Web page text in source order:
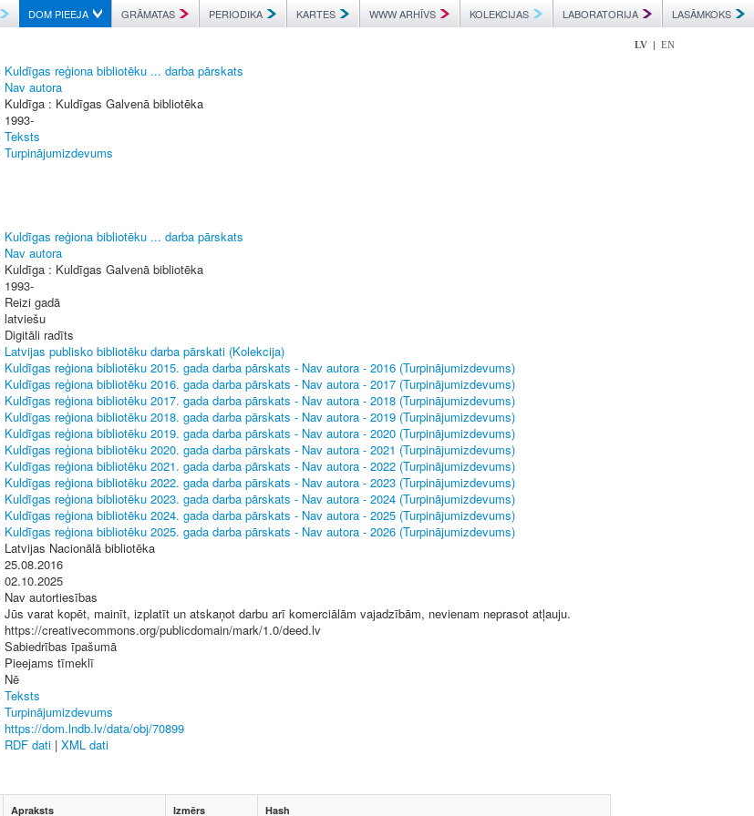
DOM PIEEJA GRĀMATAS PERIODIKA KARTES WWW ARHĪVS KOLEKCIJAS LABORATORIJA LASĀMKOKS
LV | EN
Kuldīgas reģiona bibliotēku ... darba pārskats
Nav autora
Kuldīga : Kuldīgas Galvenā bibliotēka
1993-
Teksts
Turpinājumizdevums
Kuldīgas reģiona bibliotēku ... darba pārskats
Nav autora
Kuldīga : Kuldīgas Galvenā bibliotēka
1993-
Reizi gadā
latviešu
Digitāli radīts
Latvijas publisko bibliotēku darba pārskati (Kolekcija)
Kuldīgas reģiona bibliotēku 2015. gada darba pārskats - Nav autora - 2016 (Turpinājumizdevums)
Kuldīgas reģiona bibliotēku 2016. gada darba pārskats - Nav autora - 2017 (Turpinājumizdevums)
Kuldīgas reģiona bibliotēku 2017. gada darba pārskats - Nav autora - 2018 (Turpinājumizdevums)
Kuldīgas reģiona bibliotēku 2018. gada darba pārskats - Nav autora - 2019 (Turpinājumizdevums)
Kuldīgas reģiona bibliotēku 2019. gada darba pārskats - Nav autora - 2020 (Turpinājumizdevums)
Kuldīgas reģiona bibliotēku 2020. gada darba pārskats - Nav autora - 2021 (Turpinājumizdevums)
Kuldīgas reģiona bibliotēku 2021. gada darba pārskats - Nav autora - 2022 (Turpinājumizdevums)
Kuldīgas reģiona bibliotēku 2022. gada darba pārskats - Nav autora - 2023 (Turpinājumizdevums)
Kuldīgas reģiona bibliotēku 2023. gada darba pārskats - Nav autora - 2024 (Turpinājumizdevums)
Kuldīgas reģiona bibliotēku 2024. gada darba pārskats - Nav autora - 2025 (Turpinājumizdevums)
Kuldīgas reģiona bibliotēku 2025. gada darba pārskats - Nav autora - 2026 (Turpinājumizdevums)
Latvijas Nacionālā bibliotēka
25.08.2016
02.10.2025
Nav autortiesības
Jūs varat kopēt, mainīt, izplatīt un atskaņot darbu arī komerciālām vajadzībām, nevienam neprasot atļauju.
https://creativecommons.org/publicdomain/mark/1.0/deed.lv
Sabiedrības īpašumā
Pieejams tīmeklī
Nē
Teksts
Turpinājumizdevums
https://dom.lndb.lv/data/obj/70899
RDF dati | XML dati
Apraksts Izmērs Hash